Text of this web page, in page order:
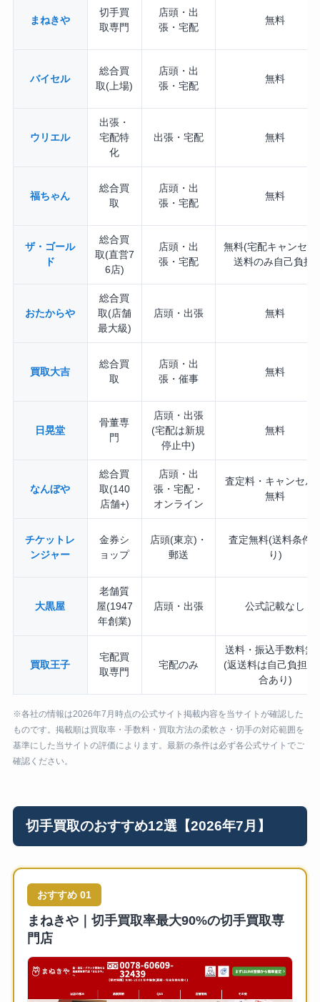
まねきや
切手買
取専門
店頭・出
張・宅配
無料
バイセル
総合買
取(上場)
店頭・出
張・宅配
無料
ウリエル
出張・
宅配特
化
出張・宅配 無料
福ちゃん
総合買
取
店頭・出
張・宅配
無料
ザ・ゴール
ド
総合買
取(直営7
6店)
店頭・出
張・宅配
無料(宅配キャンセル
送料のみ自己負担)
おたからや
総合買
取(店舗
最大級)
店頭・出張 無料
買取大吉
総合買
取
店頭・出
張・催事
無料
日晃堂
骨董専
門
店頭・出張
(宅配は新規
停止中)
無料
なんぼや
総合買
取(140
店舗+)
店頭・出
張・宅配・
オンライン
査定料・キャンセル
無料
チケットレ
ンジャー
金券シ
ョップ
店頭(東京)・
郵送
査定無料(送料条件
り)
大黒屋
老舗質
屋(1947
年創業)
店頭・出張 公式記載なし
買取王子
宅配買
取専門
宅配のみ
送料・振込手数料無
(返送料は自己負担の
合あり)
※各社の情報は2026年7月時点の公式サイト掲載内容を当サイトが確認した
ものです。掲載順は買取率・手数料・買取方法の柔軟さ・切手の対応範囲を
基準にした当サイトの評価によります。最新の条件は必ず各公式サイトでご
確認ください。
切手買取のおすすめ12選【2026年7月】
おすすめ 01
まねきや｜切手買取率最大90%の切手買取専
門店